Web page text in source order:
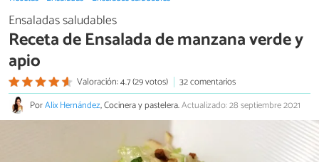
Ensaladas saludables
Receta de Ensalada de manzana verde y
apio
Valoración: 4.7 (29 votos)
32 comentarios
PorAlix Hernández, Cocinera y pastelera.Actualizado: 28 septiembre 2021